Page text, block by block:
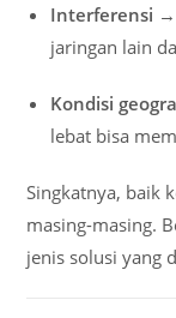
Interferensi →
jaringan lain
Kondisi
lebat bisa
Singkatnya, baik
masing-masing.
jenis solusi yang